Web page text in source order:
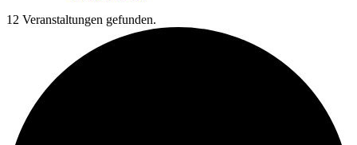
12 Veranstaltungen gefunden.